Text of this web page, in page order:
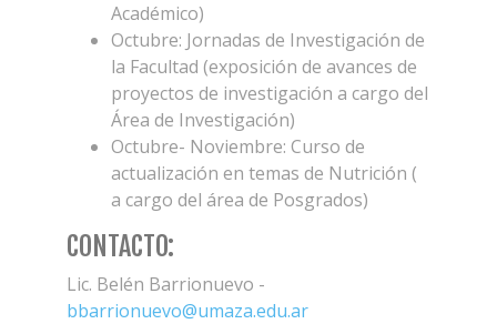
Académico)
Octubre: Jornadas de Investigación de
la Facultad (exposición de avances de
proyectos de investigación a cargo del
Área de Investigación)
Octubre- Noviembre: Curso de
actualización en temas de Nutrición (
a cargo del área de Posgrados)
CONTACTO:
Lic. Belén Barrionuevo -
bbarrionuevo@umaza.edu.ar